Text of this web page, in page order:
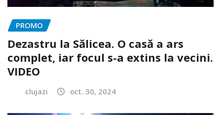
PROMO
Dezastru la Sălicea. O casă a ars
complet, iar focul s-a extins la vecini.
VIDEO
clujazi oct. 30, 2024